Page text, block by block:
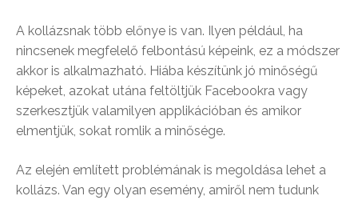
A kollázsnak több előnye is van. Ilyen például, ha
nincsenek megfelelő felbontású képeink, ez a módszer
akkor is alkalmazható. Hiába készítünk jó minőségű
képeket, azokat utána feltöltjük Facebookra vagy
szerkesztjük valamilyen applikációban és amikor
elmentjük, sokat romlik a minősége.
Az elején említett problémának is megoldása lehet a
kollázs. Van egy olyan esemény, amiről nem tudunk